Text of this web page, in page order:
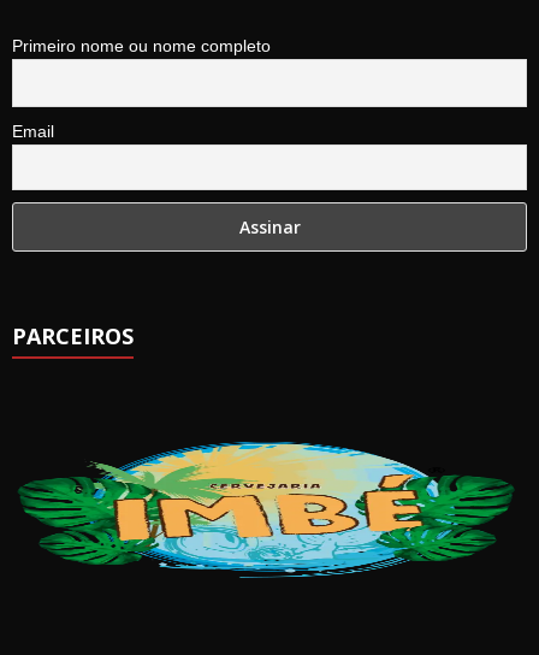
Primeiro nome ou nome completo
Email
PARCEIROS